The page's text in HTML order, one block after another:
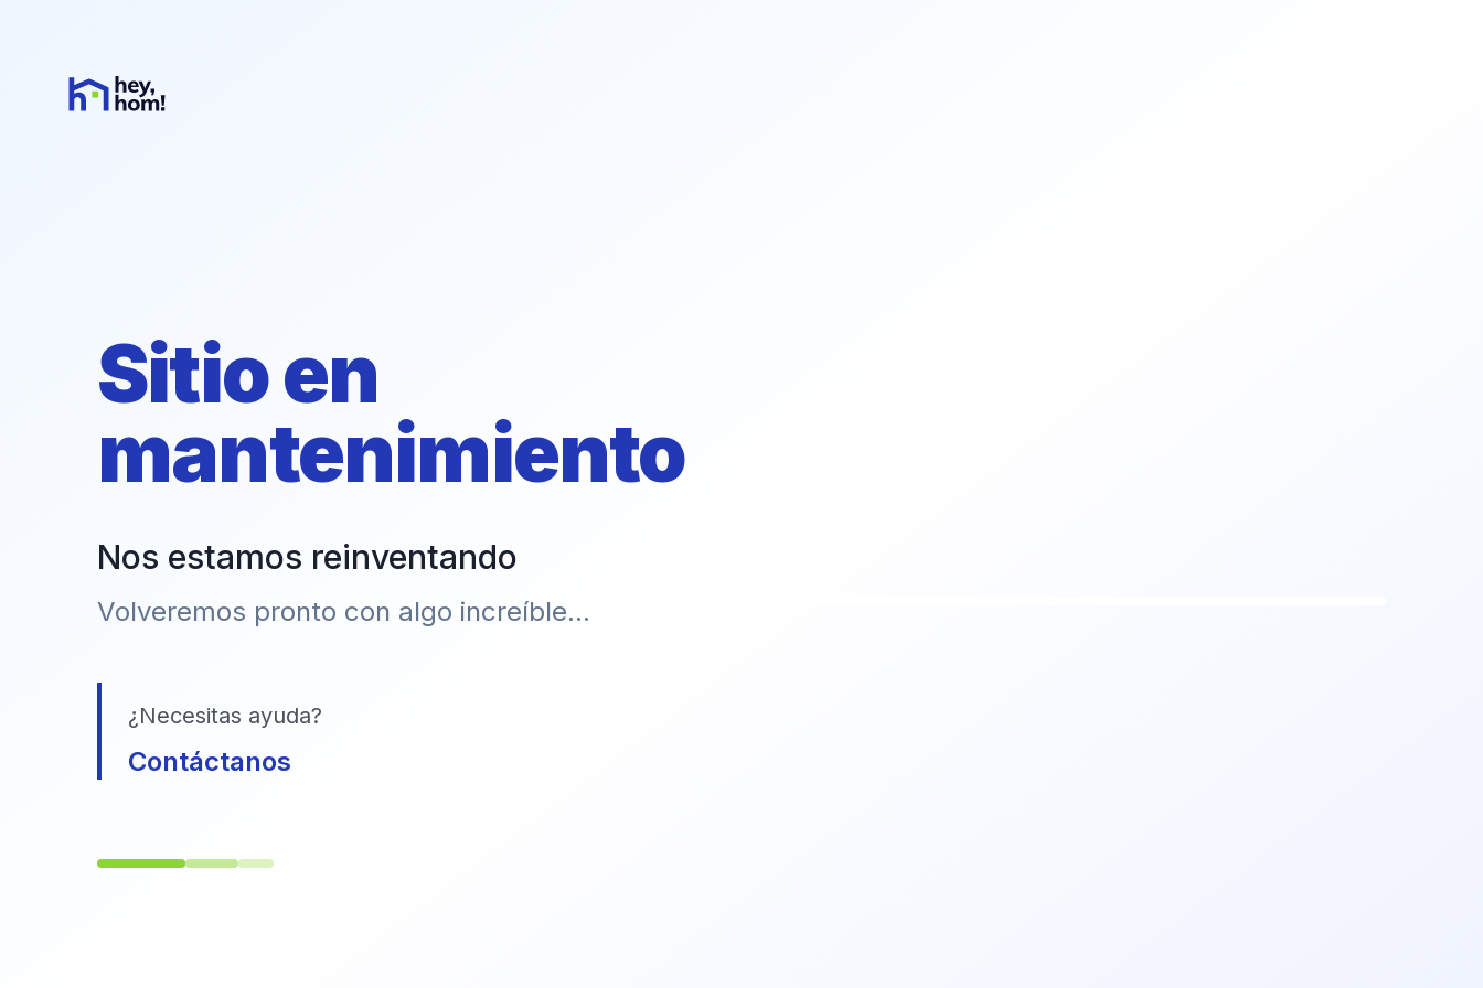
Sitio en
mantenimiento
Nos estamos reinventando
Volveremos pronto con algo increíble...
¿Necesitas ayuda?
Contáctanos